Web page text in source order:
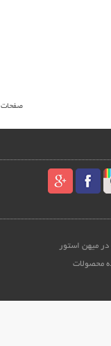
صفحات
میهن استور
محصولات